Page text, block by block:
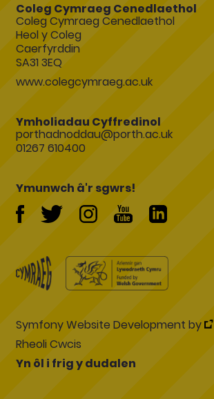
Coleg Cymraeg Cenedlaethol
Coleg Cymraeg Cenedlaethol
Heol y Coleg
Caerfyrddin
SA31 3EQ
www.colegcymraeg.ac.uk
Ymholiadau Cyffredinol
porthadnoddau@porth.ac.uk
01267 610400
Ymunwch â'r sgwrs!
Symfony Website Development by
Rheoli Cwcis
Yn ôl i frig y dudalen